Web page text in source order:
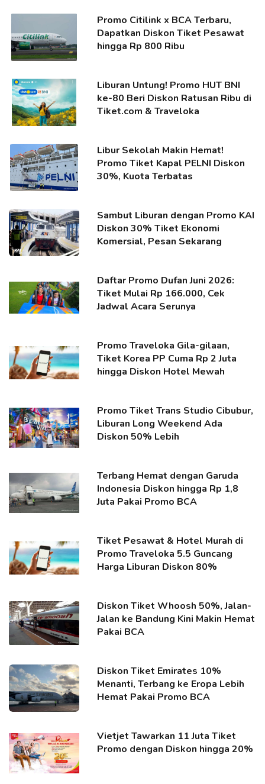
Promo Citilink x BCA Terbaru,
Dapatkan Diskon Tiket Pesawat
hingga Rp 800 Ribu
Liburan Untung! Promo HUT BNI
ke-80 Beri Diskon Ratusan Ribu di
Tiket.com & Traveloka
Libur Sekolah Makin Hemat!
Promo Tiket Kapal PELNI Diskon
30%, Kuota Terbatas
Sambut Liburan dengan Promo KAI
Diskon 30% Tiket Ekonomi
Komersial, Pesan Sekarang
Daftar Promo Dufan Juni 2026:
Tiket Mulai Rp 166.000, Cek
Jadwal Acara Serunya
Promo Traveloka Gila-gilaan,
Tiket Korea PP Cuma Rp 2 Juta
hingga Diskon Hotel Mewah
Promo Tiket Trans Studio Cibubur,
Liburan Long Weekend Ada
Diskon 50% Lebih
Terbang Hemat dengan Garuda
Indonesia Diskon hingga Rp 1,8
Juta Pakai Promo BCA
Tiket Pesawat & Hotel Murah di
Promo Traveloka 5.5 Guncang
Harga Liburan Diskon 80%
Diskon Tiket Whoosh 50%, Jalan-
Jalan ke Bandung Kini Makin Hemat
Pakai BCA
Diskon Tiket Emirates 10%
Menanti, Terbang ke Eropa Lebih
Hemat Pakai Promo BCA
Vietjet Tawarkan 11 Juta Tiket
Promo dengan Diskon hingga 20%